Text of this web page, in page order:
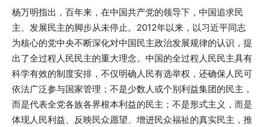
杨万明指出，百年来，在中国共产党的领导下，中国追求民
主、发展民主的脚步从未停止。2012年以来，以习近平同志
为核心的党中央不断深化对中国民主政治发展规律的认识，提
出了全过程人民民主的重大理念。中国的全过程人民民主具有
科学有效的制度安排，不仅明确人民有选举权，还确保人民可
依法广泛参与国家管理；不是少数人或个别利益集团的民主，
而是代表全党各族各界根本利益的民主；不是形式主义，而是
体现人民利益、反映民众愿望、增进民众福祉的真实民主，推